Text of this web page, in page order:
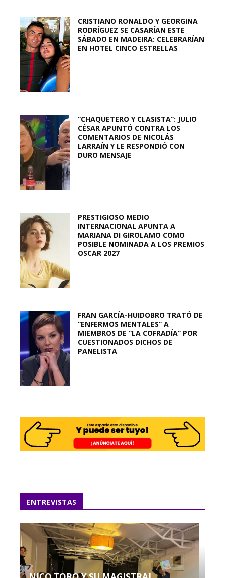
CRISTIANO RONALDO Y GEORGINA
RODRÍGUEZ SE CASARÍAN ESTE
SÁBADO EN MADEIRA: CELEBRARÍAN
EN HOTEL CINCO ESTRELLAS
“CHAQUETERO Y CLASISTA”: JULIO
CÉSAR APUNTÓ CONTRA LOS
COMENTARIOS DE NICOLÁS
LARRAÍN Y LE RESPONDIÓ CON
DURO MENSAJE
PRESTIGIOSO MEDIO
INTERNACIONAL APUNTA A
MARIANA DI GIROLAMO COMO
POSIBLE NOMINADA A LOS PREMIOS
OSCAR 2027
FRAN GARCÍA-HUIDOBRO TRATÓ DE
“ENFERMOS MENTALES” A
MIEMBROS DE “LA COFRADÍA” POR
CUESTIONADOS DICHOS DE
PANELISTA
ENTREVISTAS